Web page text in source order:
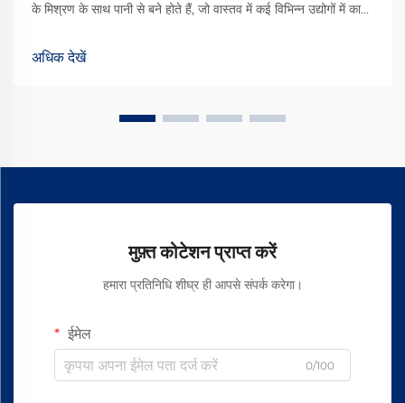
के मिश्रण के साथ पानी से बने होते हैं, जो वास्तव में कई विभिन्न उद्योगों में काफी
प्रसाधन उत्पादों से लेकर... तक
अधिक देखें
मुफ़्त कोटेशन प्राप्त करें
हमारा प्रतिनिधि शीघ्र ही आपसे संपर्क करेगा।
ईमेल
0/100